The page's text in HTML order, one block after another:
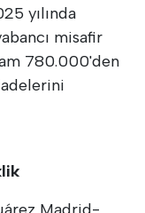
yılında
misafir
780.000'den